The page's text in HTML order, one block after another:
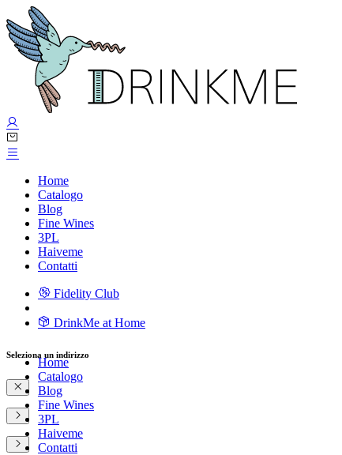
Home
Catalogo
Blog
Fine Wines
3PL
Haiveme
Contatti
Fidelity Club
DrinkMe at Home
Home
Catalogo
Blog
Fine Wines
3PL
Haiveme
Contatti
Seleziona un indirizzo